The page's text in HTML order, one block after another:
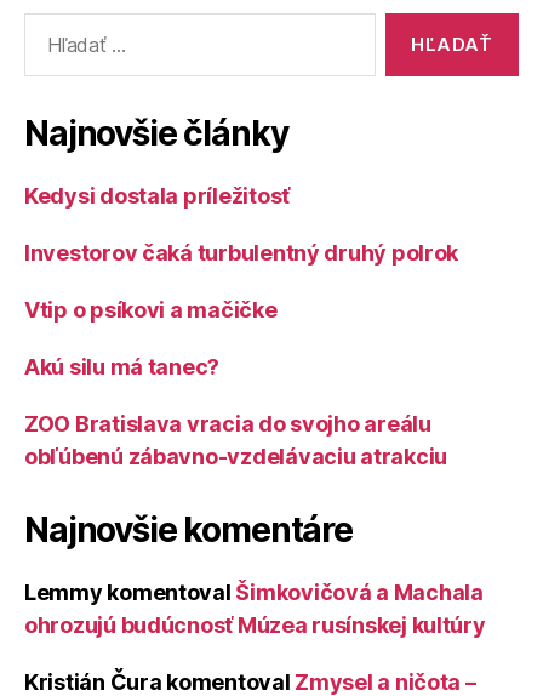
celom
Najnovšie články
Kedysi dostala príležitosť
Investorov čaká turbulentný druhý polrok
Vtip o psíkovi a mačičke
Akú silu má tanec?
ZOO Bratislava vracia do svojho areálu
obľúbenú zábavno-vzdelávaciu atrakciu
Najnovšie komentáre
Lemmy komentoval Šimkovičová a Machala
ohrozujú budúcnosť Múzea rusínskej kultúry
Kristián Čura komentoval Zmysel a ničota –